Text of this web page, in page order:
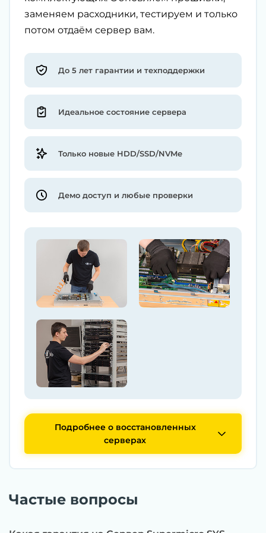
заменяем расходники, тестируем и только
потом отдаём сервер вам.
До 5 лет гарантии и техподдержки
Идеальное состояние сервера
Только новые HDD/SSD/NVMe
Демо доступ и любые проверки
Подробнее о восстановленных
серверах
Частые вопросы